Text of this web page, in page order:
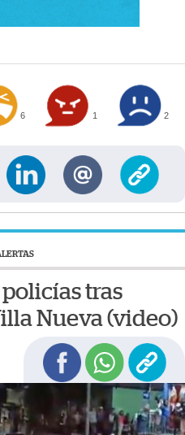
6 1 2
tras
Nueva (video)